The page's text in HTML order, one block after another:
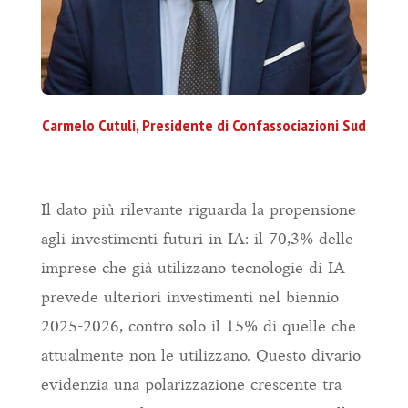
Carmelo Cutuli, Presidente di Confassociazioni Sud
Il dato più rilevante riguarda la propensione
agli investimenti futuri in IA: il 70,3% delle
imprese che già utilizzano tecnologie di IA
prevede ulteriori investimenti nel biennio
2025-2026, contro solo il 15% di quelle che
attualmente non le utilizzano. Questo divario
evidenzia una polarizzazione crescente tra